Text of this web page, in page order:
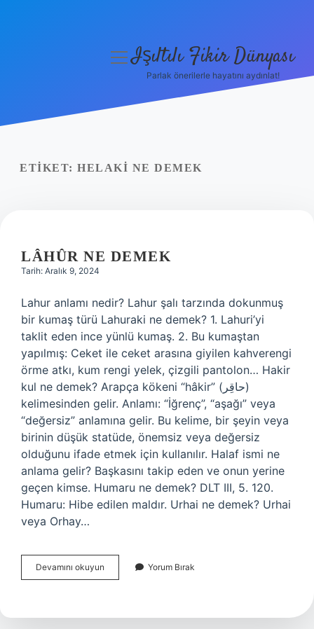
Yasal Uyarı
menüyüIşıltılı Fikir Dünyası
Parlak önerilerle hayatını aydınlat!
ETIKET: HELAKI NE DEMEK
LÂHÛR NE DEMEK
Tarih: Aralık 9, 2024
Lahur anlamı nedir? Lahur şalı tarzında dokunmuş
bir kumaş türü Lahuraki ne demek? 1. Lahuri’yi
taklit eden ince yünlü kumaş. 2. Bu kumaştan
yapılmış: Ceket ile ceket arasına giyilen kahverengi
örme atkı, kum rengi yelek, çizgili pantolon… Hakir
kul ne demek? Arapça kökeni “hâkir” (حاقِر)
kelimesinden gelir. Anlamı: “İğrenç”, “aşağı” veya
“değersiz” anlamına gelir. Bu kelime, bir şeyin veya
birinin düşük statüde, önemsiz veya değersiz
olduğunu ifade etmek için kullanılır. Halaf ismi ne
anlama gelir? Başkasını takip eden ve onun yerine
geçen kimse. Humaru ne demek? DLT III, 5. 120.
Humaru: Hibe edilen maldır. Urhai ne demek? Urhai
veya Orhay…
Devamını okuyun
Ne
Yorum Bırak